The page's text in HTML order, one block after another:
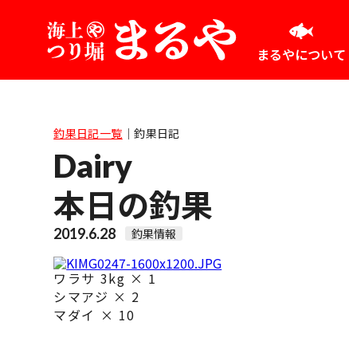
まるやについて
釣果日記一覧 ｜釣果日記
Dairy
本日の釣果
2019.6.28 釣果情報
ワラサ 3kg × 1
シマアジ × 2
マダイ × 10